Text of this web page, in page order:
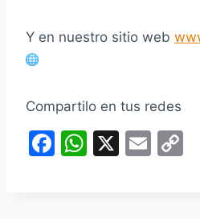
Y en nuestro sitio web
Compartilo en tus redes
F
W X
E